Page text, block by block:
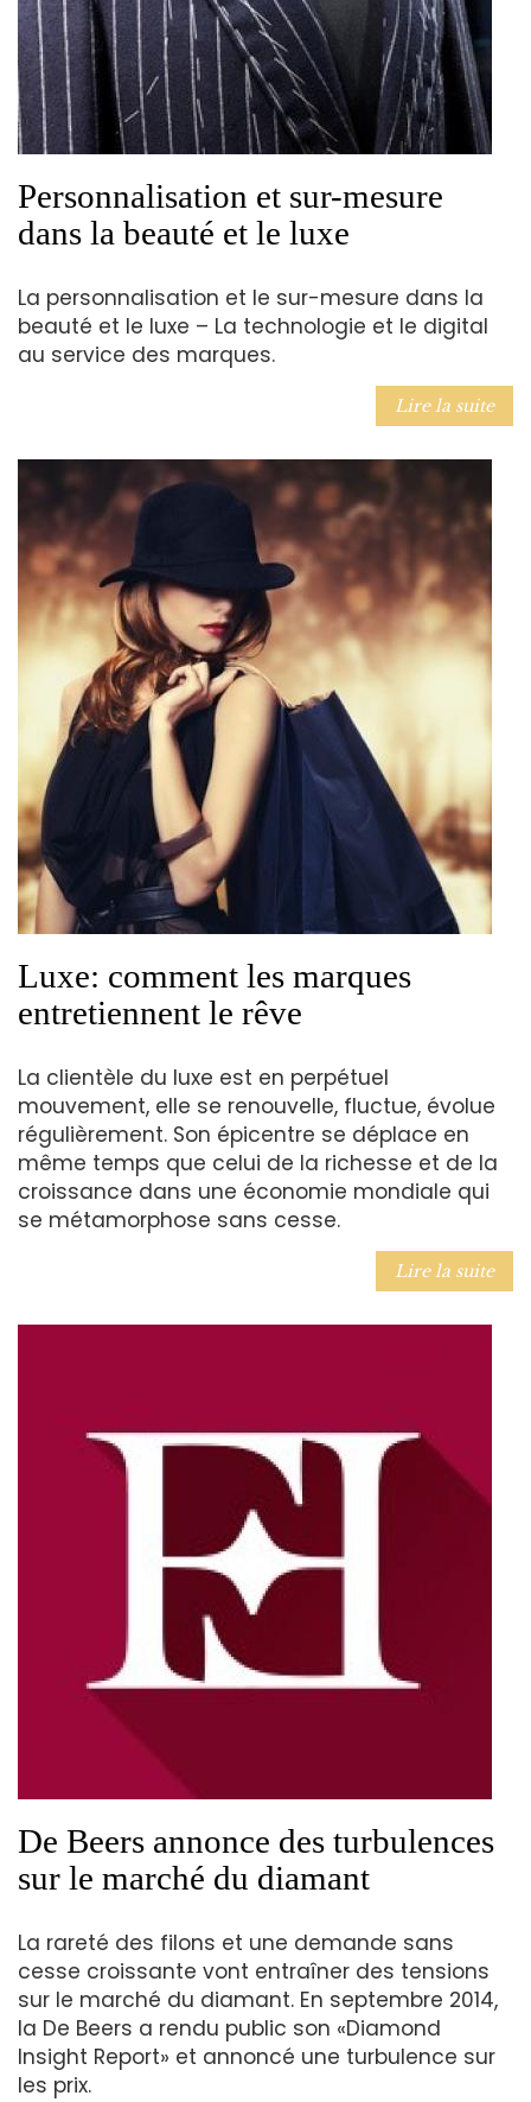
Personnalisation et sur-mesure
dans la beauté et le luxe
La personnalisation et le sur-mesure dans la
beauté et le luxe – La technologie et le digital
au service des marques.
Lire la suite
Luxe: comment les marques
entretiennent le rêve
La clientèle du luxe est en perpétuel
mouvement, elle se renouvelle, fluctue, évolue
régulièrement. Son épicentre se déplace en
même temps que celui de la richesse et de la
croissance dans une économie mondiale qui
se métamorphose sans cesse.
Lire la suite
De Beers annonce des turbulences
sur le marché du diamant
La rareté des filons et une demande sans
cesse croissante vont entraîner des tensions
sur le marché du diamant. En septembre 2014,
la De Beers a rendu public son «Diamond
Insight Report» et annoncé une turbulence sur
les prix.